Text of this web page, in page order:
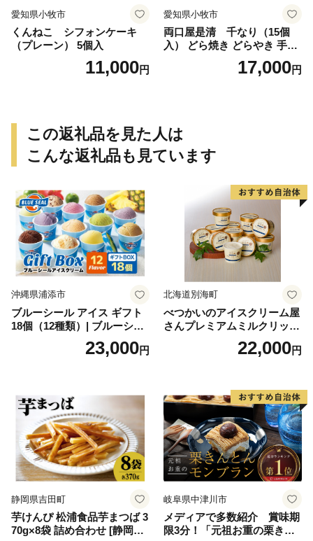
愛知県小牧市
くんねこ シフォンケーキ
（プレーン） 5個入
11,000円
愛知県小牧市
両口屋是清 千なり（15個
入） どら焼き どらやき 手土
産 お土産 土産 丹波大納言小
豆 抹茶 林檎 りんご 慶事 お
17,000円
この返礼品を見た人は
こんな返礼品も見ています
沖縄県浦添市
ブルーシール アイス ギフト
18個（12種類）| ブルーシー
ルアイス ブルーシールアイ
スクリーム 着日指定可能 送
誕生日 カップ 詰め合わせ バ
ラエティ | バニラ チョコレー
ト ストロベリー ピスタチオ
バニラ＆クッキー ウベ 沖縄
紅イモ 塩ちんすこう 沖縄シ
ークヮーサー 沖縄黒糖 琉球
ロイヤルミルクティ 沖縄パ
イン
23,000円
北海道別海町
べつかいのアイスクリーム屋
さんプレミアムミルクリッチ
12個（AP-01）（ 北海道アイ
ス 北海道産アイス アイス ア
道産アイス 道産アイスクリ
ーム ギフト 詰合せ 詰め合わ
せ ふるさと納税 ）
22,000円
静岡県吉田町
芋けんぴ 松浦食品芋まつば 3
70g×8袋 詰め合わせ [静岡伊
岐阜県中津川市
メディアで多数紹介 賞味期
限3分！「元祖お重の栗きん